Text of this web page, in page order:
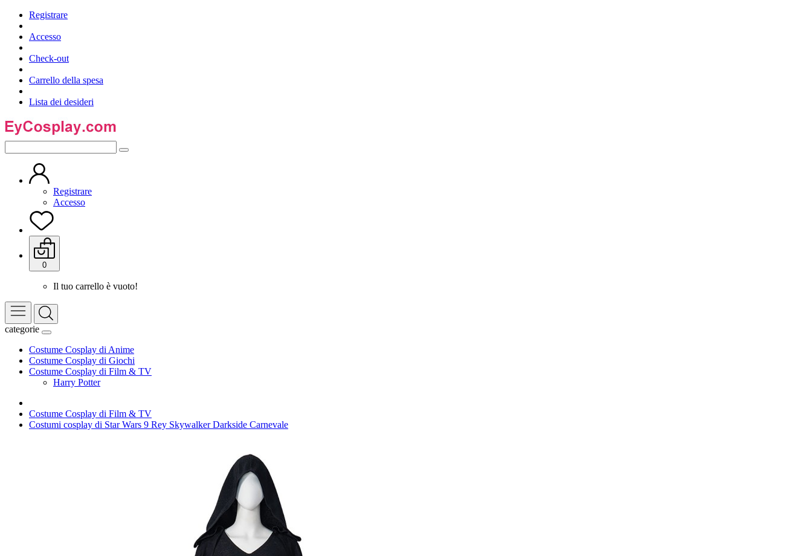
Registrare
Accesso
Check-out
Carrello della spesa
Lista dei desideri
Registrare
Accesso
0
Il tuo carrello è vuoto!
categorie
Costume Cosplay di Anime
Costume Cosplay di Giochi
Costume Cosplay di Film & TV
Harry Potter
Costume Cosplay di Film & TV
Costumi cosplay di Star Wars 9 Rey Skywalker Darkside Carnevale